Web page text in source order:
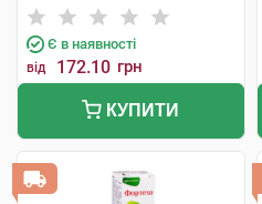
Є в наявності
від 172.10 грн
КУПИТИ